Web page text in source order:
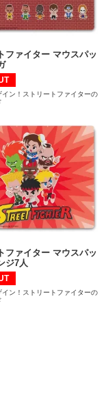
ファイター マウスパッ
イン！ストリートファイターの
ファイター マウスパッ
ジ7人
イン！ストリートファイターの